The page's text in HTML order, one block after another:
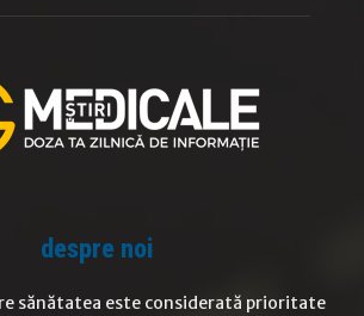
despre noi
sănătatea este considerată prioritate